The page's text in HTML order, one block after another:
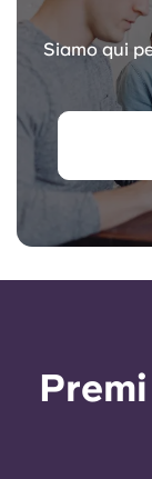
Siamo qui